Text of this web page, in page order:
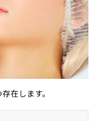
在します。